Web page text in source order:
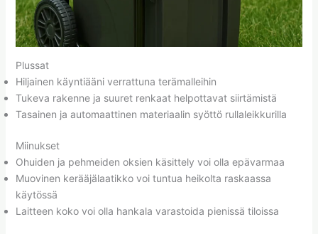
Plussat
Hiljainen käyntiääni verrattuna terämalleihin
Tukeva rakenne ja suuret renkaat helpottavat siirtämistä
Tasainen ja automaattinen materiaalin syöttö rullaleikkurilla
Miinukset
Ohuiden ja pehmeiden oksien käsittely voi olla epävarmaa
Muovinen kerääjälaatikko voi tuntua heikolta raskaassa
käytössä
Laitteen koko voi olla hankala varastoida pienissä tiloissa